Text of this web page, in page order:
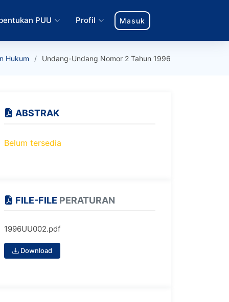
PUU Profil Masuk
Hukum Undang-Undang Nomor 2 Tahun 1996
ABSTRAK
Belum tersedia
FILE-FILE PERATURAN
1996UU002.pdf
Download